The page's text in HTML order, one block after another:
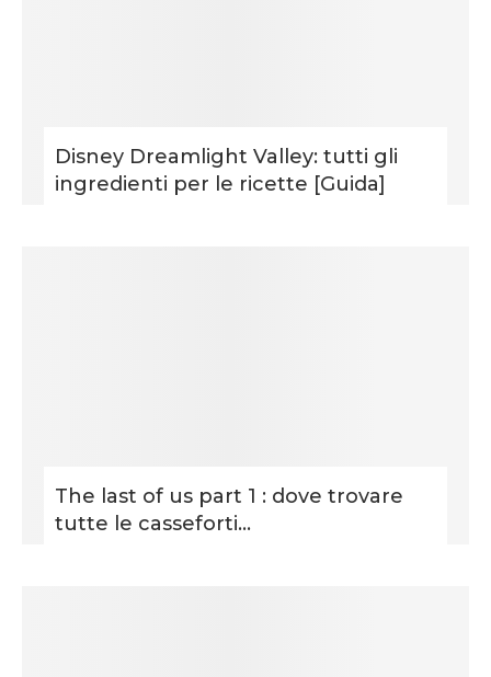
Disney Dreamlight Valley: tutti gli
ingredienti per le ricette [Guida]
The last of us part 1 : dove trovare
tutte le casseforti...